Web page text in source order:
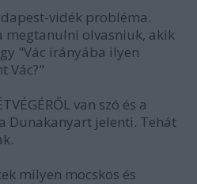
vidék probléma.
megtanulni olvasniuk, akik
"Vác irányába ilyen
Vác?"
van szó és a
Dunakanyart jelenti. Tehát
milyen mocskos és